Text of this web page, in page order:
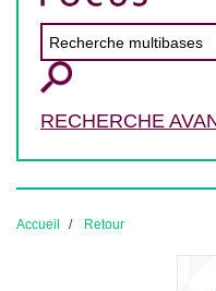
RECHERCHE
Accueil Retour